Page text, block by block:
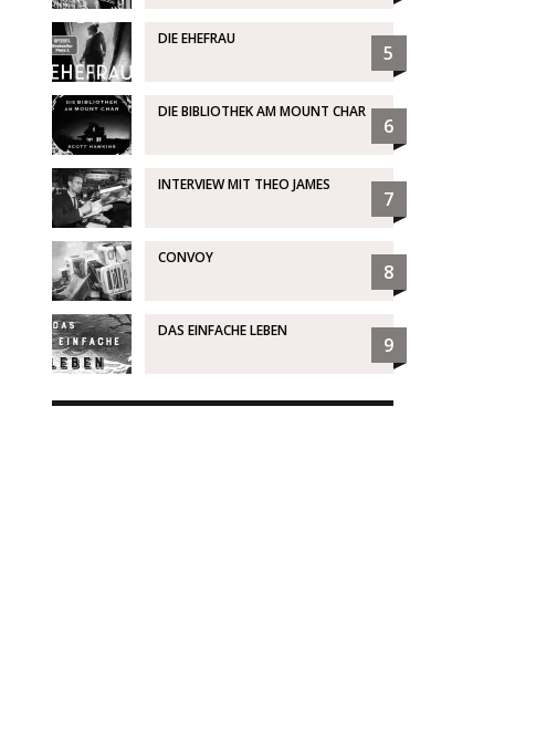
DIE EHEFRAU
5
DIE BIBLIOTHEK AM MOUNT CHAR
6
INTERVIEW MIT THEO JAMES
7
CONVOY
8
DAS EINFACHE LEBEN
9